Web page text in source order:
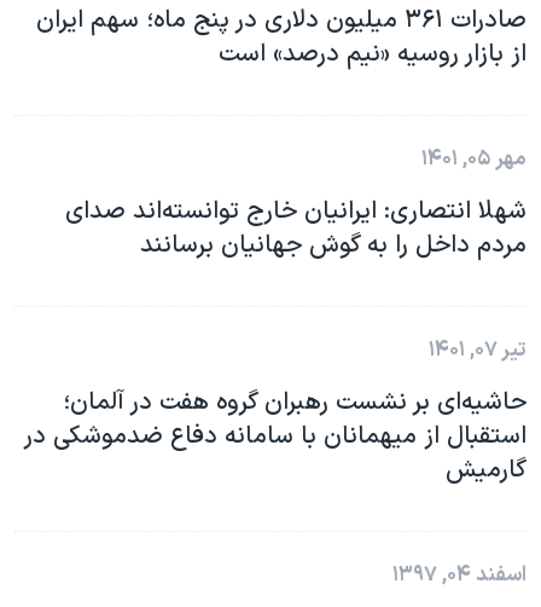
صادرات ۳۶۱ میلیون دلاری در پنج ماه؛ سهم ایران
از بازار روسیه «نیم درصد» است
مهر ۰۵, ۱۴۰۱
شهلا انتصاری: ایرانیان خارج توانسته‌اند صدای
مردم داخل را به گوش جهانیان برسانند
تیر ۰۷, ۱۴۰۱
حاشیه‌ای بر نشست رهبران گروه هفت در آلمان؛
استقبال از میهمانان با سامانه دفاع ضدموشکی در
گارمیش
اسفند ۰۴, ۱۳۹۷